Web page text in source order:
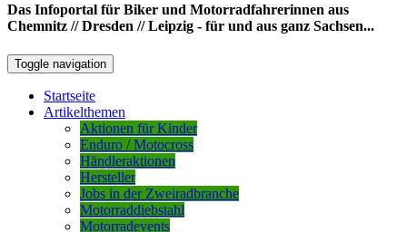
Das Infoportal für Biker und Motorradfahrerinnen aus
Chemnitz // Dresden // Leipzig - für und aus ganz Sachsen...
Toggle navigation
Startseite
Artikelthemen
Aktionen für Kinder
Enduro / Motocross
Händleraktionen
Hersteller
Jobs in der Zweiradbranche
Motorraddiebstahl
Motorradevents